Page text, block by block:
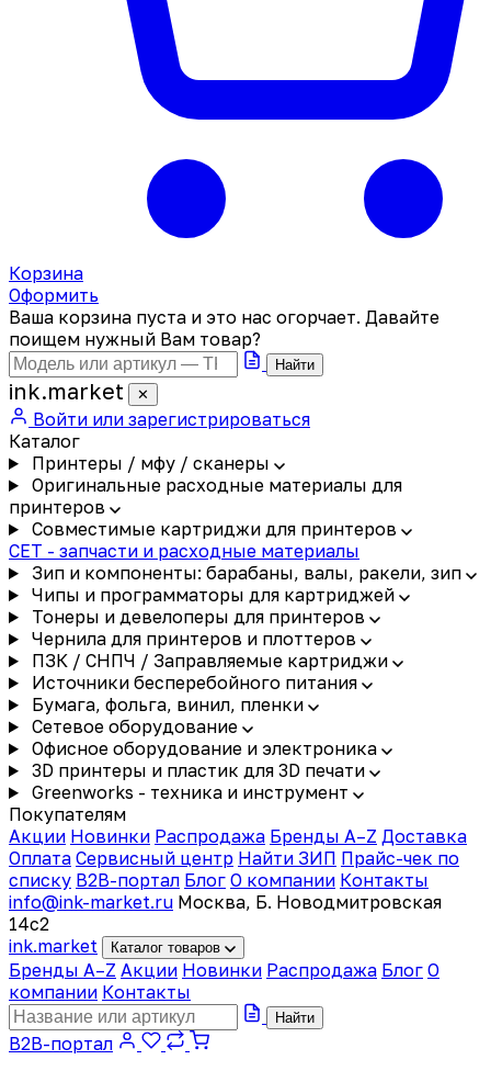
Корзина
Оформить
Ваша корзина пуста и это нас огорчает. Давайте
поищем нужный Вам товар?
Найти
ink.market ✕
Войти или зарегистрироваться
Каталог
Принтеры / мфу / сканеры
Оригинальные расходные материалы для
принтеров
Совместимые картриджи для принтеров
CET - запчасти и расходные материалы
Зип и компоненты: барабаны, валы, ракели, зип
Чипы и программаторы для картриджей
Тонеры и девелоперы для принтеров
Чернила для принтеров и плоттеров
ПЗК / СНПЧ / Заправляемые картриджи
Источники бесперебойного питания
Бумага, фольга, винил, пленки
Сетевое оборудование
Офисное оборудование и электроника
3D принтеры и пластик для 3D печати
Greenworks - техника и инструмент
Покупателям
Акции Новинки Распродажа Бренды A–Z Доставка
Оплата Сервисный центр Найти ЗИП Прайс-чек по
списку B2B-портал Блог О компании Контакты
info@ink-market.ru Москва, Б. Новодмитровская
14с2
ink.market Каталог товаров
Бренды A–Z Акции Новинки Распродажа Блог О
компании Контакты
Найти
B2B-портал